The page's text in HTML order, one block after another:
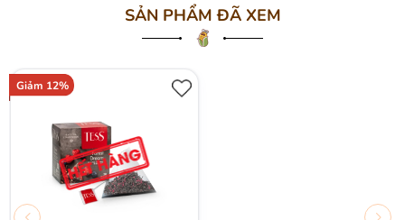
SẢN PHẨM ĐÃ XEM
Giảm 12%